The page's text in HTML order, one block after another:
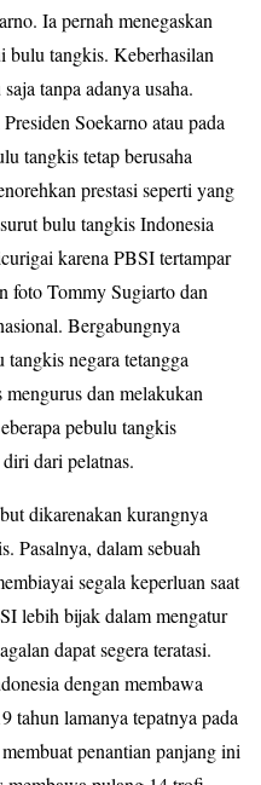
Ia pernah menegaskan
bulu tangkis. Keberhasilan
tanpa adanya usaha.
Soekarno atau pada
tangkis tetap berusaha
prestasi seperti yang
bulu tangkis Indonesia
karena PBSI tertampar
foto Tommy Sugiarto dan
Bergabungnya
negara tetangga
dan melakukan
pebulu tangkis
dari pelatnas.
dikarenakan kurangnya
Pasalnya, dalam sebuah
segala keperluan saat
lebih bijak dalam mengatur
dapat segera teratasi.
dengan membawa
tahun lamanya tepatnya pada
penantian panjang ini